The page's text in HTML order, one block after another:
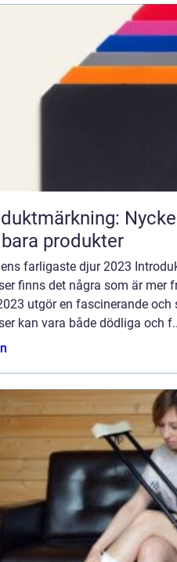
produkter
farligaste djur 2023
finns det några som är mer
utgör en fascinerande
kan vara både dödliga och